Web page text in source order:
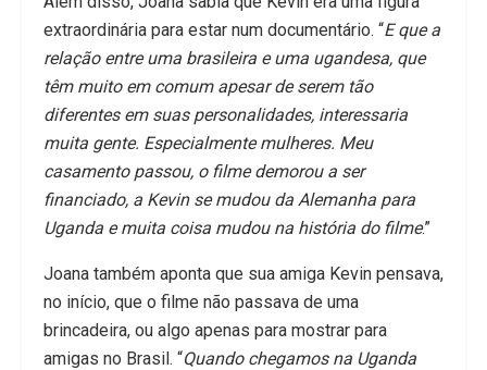
extraordinária para estar num documentário. “E que a
relação entre uma brasileira e uma ugandesa, que
têm muito em comum apesar de serem tão
diferentes em suas personalidades, interessaria
muita gente. Especialmente mulheres. Meu
casamento passou, o filme demorou a ser
financiado, a Kevin se mudou da Alemanha para
Uganda e muita coisa mudou na história do filme.”
Joana também aponta que sua amiga Kevin pensava,
no início, que o filme não passava de uma
brincadeira, ou algo apenas para mostrar para
amigas no Brasil. “Quando chegamos na Uganda